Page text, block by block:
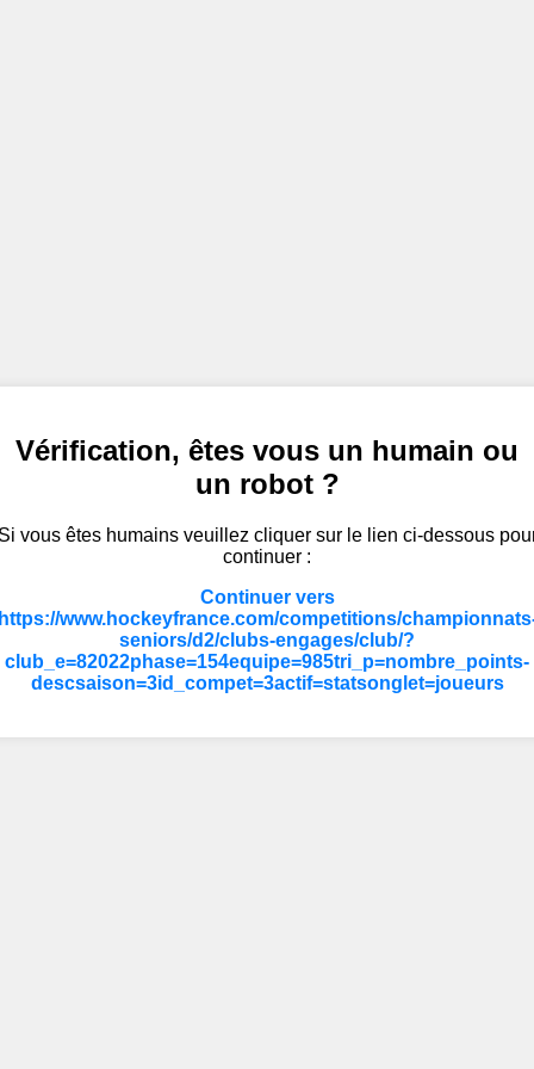
Vérification, êtes vous un humain ou
un robot ?
vous êtes humains veuillez cliquer sur le lien ci-dessous
continuer :
Continuer vers
www.hockeyfrance.com/competitions/
seniors/d2/clubs-engages/club/?
club_e=82022phase=154equipe=985tri_p=nombre_points-
descsaison=3id_compet=3actif=statsonglet=joueurs